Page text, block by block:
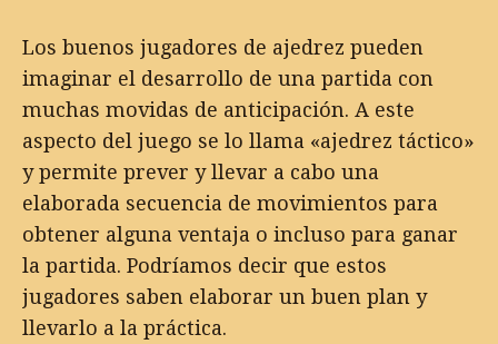
Los buenos jugadores de ajedrez pueden
imaginar el desarrollo de una partida con
muchas movidas de anticipación. A este
aspecto del juego se lo llama «ajedrez táctico»
y permite prever y llevar a cabo una
elaborada secuencia de movimientos para
obtener alguna ventaja o incluso para ganar
la partida. Podríamos decir que estos
jugadores saben elaborar un buen plan y
llevarlo a la práctica.